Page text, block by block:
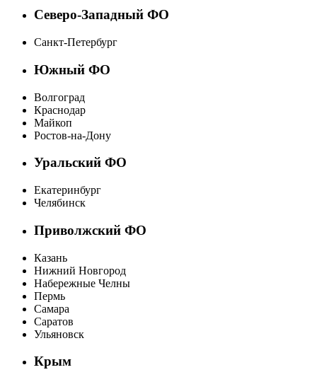
Северо-Западный ФО
Санкт-Петербург
Южный ФО
Волгоград
Краснодар
Майкоп
Ростов-на-Дону
Уральский ФО
Екатеринбург
Челябинск
Приволжский ФО
Казань
Нижний Новгород
Набережные Челны
Пермь
Самара
Саратов
Ульяновск
Крым